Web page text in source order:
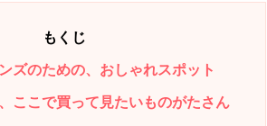
もくじ
ズのための、おしゃれスポット
ここで買って見たいものがたさん